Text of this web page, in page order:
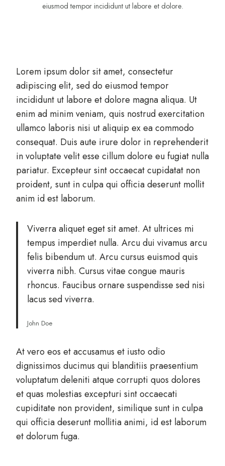
eiusmod tempor incididunt ut labore et dolore.
Lorem ipsum dolor sit amet, consectetur
adipiscing elit, sed do eiusmod tempor
incididunt ut labore et dolore magna aliqua. Ut
enim ad minim veniam, quis nostrud exercitation
ullamco laboris nisi ut aliquip ex ea commodo
consequat. Duis aute irure dolor in reprehenderit
in voluptate velit esse cillum dolore eu fugiat nulla
pariatur. Excepteur sint occaecat cupidatat non
proident, sunt in culpa qui officia deserunt mollit
anim id est laborum.
Viverra aliquet eget sit amet. At ultrices mi
tempus imperdiet nulla. Arcu dui vivamus arcu
felis bibendum ut. Arcu cursus euismod quis
viverra nibh. Cursus vitae congue mauris
rhoncus. Faucibus ornare suspendisse sed nisi
lacus sed viverra.
John Doe
At vero eos et accusamus et iusto odio
dignissimos ducimus qui blanditiis praesentium
voluptatum deleniti atque corrupti quos dolores
et quas molestias excepturi sint occaecati
cupiditate non provident, similique sunt in culpa
qui officia deserunt mollitia animi, id est laborum
et dolorum fuga.